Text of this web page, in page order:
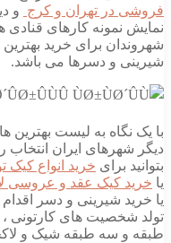
فروشی در تهران و کرج و
نمایش نمونه کارهای
شهروندان برای خرید
شیرینی و دسرها می باشد.
با یک نگاه به لیست
دیگر شهرهای ایران
بتوانید برای خرید انواع کیک
یا خرید کیک عقد و عروسی
یا خرید شیرینی و دسر اقدام
تولد شخصیت های
طبقه و سه طبقه شیک و